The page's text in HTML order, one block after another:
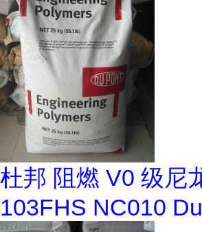
杜邦 阻燃 V0 级尼
103FHS NC010